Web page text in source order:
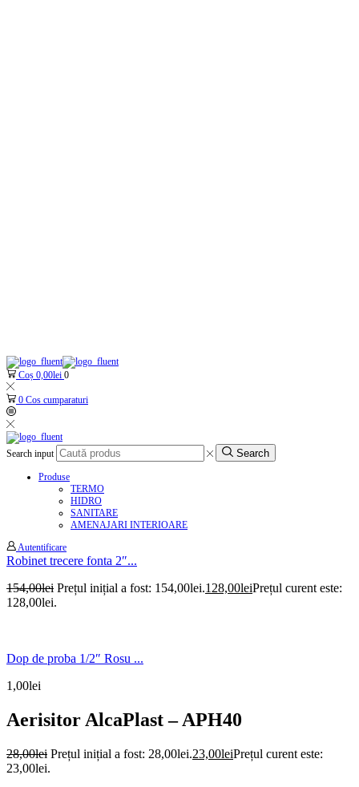
Coș 0,00lei 0
0 Cos cumparaturi
Search input Search
Produse
TERMO
HIDRO
SANITARE
AMENAJARI INTERIOARE
Autentificare
Robinet trecere fonta 2″...
154,00lei Prețul inițial a fost: 154,00lei.128,00leiPrețul curent este:
128,00lei.
Dop de proba 1/2″ Rosu ...
1,00lei
Aerisitor AlcaPlast – APH40
28,00lei Prețul inițial a fost: 28,00lei.23,00leiPrețul curent este:
23,00lei.